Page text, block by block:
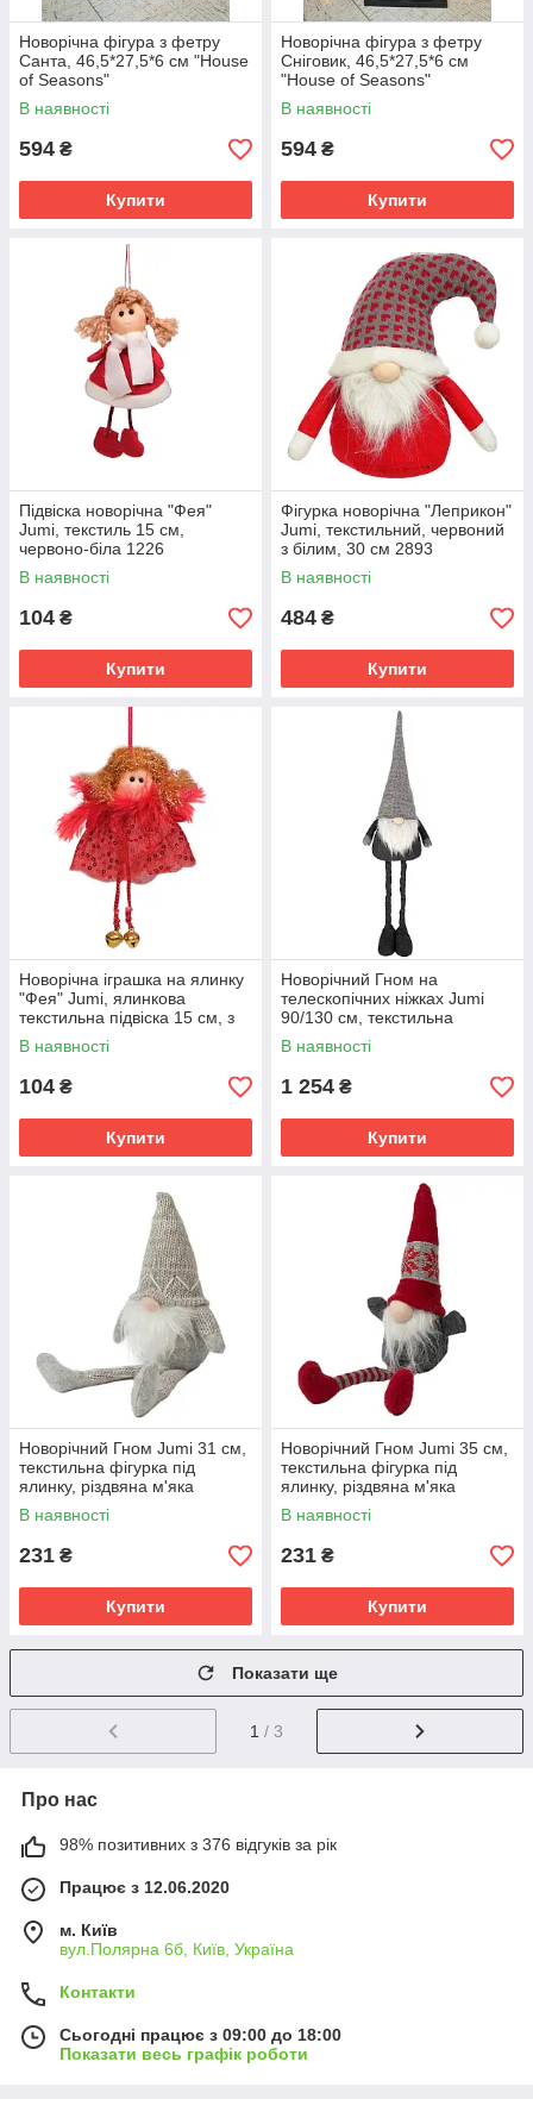
Новорічна фігура з фетру
Санта, 46,5*27,5*6 см "House
of Seasons"
В наявності
594 ₴
Купити
Новорічна фігура з фетру
Сніговик, 46,5*27,5*6 см
"House of Seasons"
В наявності
594 ₴
Купити
Підвіска новорічна "Фея"
Jumi, текстиль 15 см,
червоно-біла 1226
В наявності
104 ₴
Купити
Фігурка новорічна "Леприкон"
Jumi, текстильний, червоний
з білим, 30 см 2893
В наявності
484 ₴
Купити
Новорічна іграшка на ялинку
"Фея" Jumi, ялинкова
текстильна підвіска 15 см, з
дзвіночками, червона
В наявності
104 ₴
Купити
Новорічний Гном на
телескопічних ніжках Jumi
90/130 см, текстильна
фігурка під ялинку, сірий з
білим
В наявності
1 254 ₴
Купити
Новорічний Гном Jumi 31 см,
текстильна фігурка під
ялинку, різдвяна м'яка
іграшка, сірий
В наявності
231 ₴
Купити
Новорічний Гном Jumi 35 см,
текстильна фігурка під
ялинку, різдвяна м'яка
іграшка, сірий з червоним
В наявності
231 ₴
Купити
Показати ще
1 / 3
Про нас
98% позитивних з 376 відгуків за рік
Працює з 12.06.2020
м. Київ
вул.Полярна 6б, Київ, Україна
Контакти
Сьогодні працює з 09:00 до 18:00
Показати весь графік роботи